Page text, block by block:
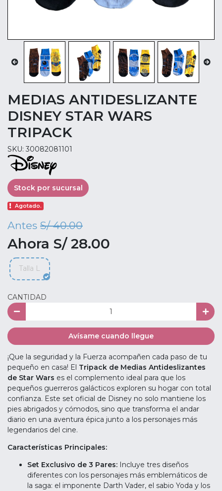
MEDIAS ANTIDESLIZANTE
DISNEY STAR WARS
TRIPACK
SKU: 30082081101
Stock por sucursal
Agotado.
Antes S/ 40.00
Ahora S/ 28.00
Talla L
CANTIDAD
Avísame cuando llegue
¡Que la seguridad y la Fuerza acompañen cada paso de tu
pequeño en casa! El Tripack de Medias Antideslizantes
de Star Wars es el complemento ideal para que los
pequeños guerreros galácticos exploren su hogar con total
confianza. Este set oficial de Disney no solo mantiene los
pies abrigados y cómodos, sino que transforma el andar
diario en una aventura épica junto a los personajes más
legendarios del cine.
Características Principales:
Set Exclusivo de 3 Pares: Incluye tres diseños
diferentes con los personajes más emblemáticos de
la saga: el imponente Darth Vader, el sabio Yoda y los